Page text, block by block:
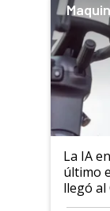
La IA
último
llegó al